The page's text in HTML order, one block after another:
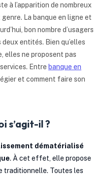
à l’apparition de nombreux
La banque en ligne et
bon nombre d’usagers
entités. Bien qu’elles
elles ne proposent pas
Entre banque en
et comment faire son
s’agit-il ?
dématérialisé
. À cet effet, elle propose
traditionnelle. Toutes les